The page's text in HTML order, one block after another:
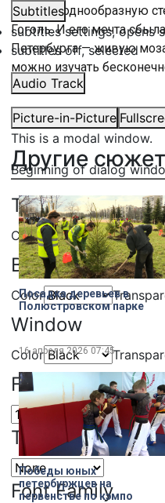
Subtitles
subtitles settings, opens
subtitles off, selected
Audio Track
Picture-in-Picture
This is a modal window.
Beginning of dialog
Text
Color
Background
Color
Window
Color
Font Size
Text Edge Style
Font Family
ровную, однообразную
Гоголь. И его мечта
Петербурга — живую
можно изучать
Другие
Посадка деревьев в
Полюстровском парке
16 апреля 2026 07:45
Победы юных
петербуржцев на
первенстве по кэмпо